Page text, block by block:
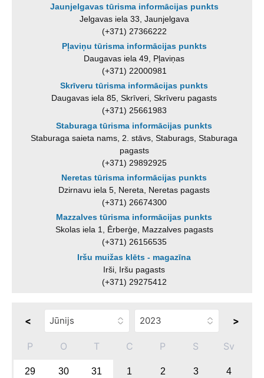
Jaunjelgavas tūrisma informācijas punkts
Jelgavas iela 33, Jaunjelgava
(+371) 27366222
Pļaviņu tūrisma informācijas punkts
Daugavas iela 49, Pļaviņas
(+371) 22000981
Skrīveru tūrisma informācijas punkts
Daugavas iela 85, Skrīveri, Skrīveru pagasts
(+371) 25661983
Staburaga tūrisma informācijas punkts
Staburaga saieta nams, 2. stāvs, Staburags, Staburaga
pagasts
(+371) 29892925
Neretas tūrisma informācijas punkts
Dzirnavu iela 5, Nereta, Neretas pagasts
(+371) 26674300
Mazzalves tūrisma informācijas punkts
Skolas iela 1, Ērberģe, Mazzalves pagasts
(+371) 26156535
Iršu muižas klēts - magazīna
Irši, Iršu pagasts
(+371) 29275412
< >
P O T C P S Sv
29 30 31 1 2 3 4